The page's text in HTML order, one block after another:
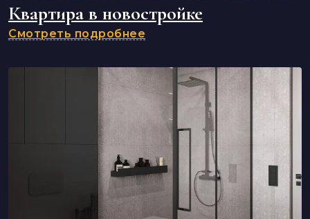
Квартира в новостройке
Смотреть подробнее